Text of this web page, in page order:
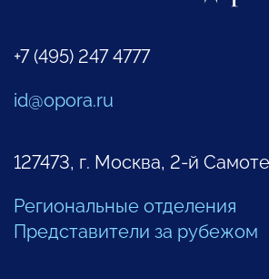
+7 (495) 247 4777
id@opora.ru
127473, г. Москва, 2-й
Региональные отделения
Представители за рубежом